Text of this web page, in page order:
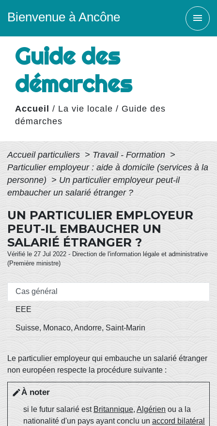
Bienvenue à Ancône menu
Guide des
démarches
Accueil / La vie locale / Guide des
démarches
Accueil particuliers > Travail - Formation >
Particulier employeur : aide à domicile (services à la
personne) > Un particulier employeur peut-il
embaucher un salarié étranger ?
UN PARTICULIER EMPLOYEUR
PEUT-IL EMBAUCHER UN
SALARIÉ ÉTRANGER ?
Vérifié le 27 Jul 2022 - Direction de l'information légale et administrative
(Première ministre)
Cas général
EEE
Suisse, Monaco, Andorre, Saint-Marin
Le particulier employeur qui embauche un salarié étranger
non européen respecte la procédure suivante :
editÀ noter
si le futur salarié est Britannique, Algérien ou a la
nationalité d'un pays ayant conclu un accord bilatéral